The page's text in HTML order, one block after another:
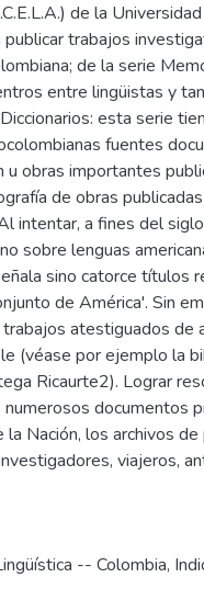
de la
trabajos
de la serie
entre lingüistas y
esta serie
fuentes
obras importantes
de obras
intentar, a fines del
sobre lenguas
sino catorce títulos
de América'. Sin
atestiguados de
(véase por ejemplo la
Ricaurte2). Lograr
numerosos documentos
Nación, los archivos de
viajeros,
-- Colombia,